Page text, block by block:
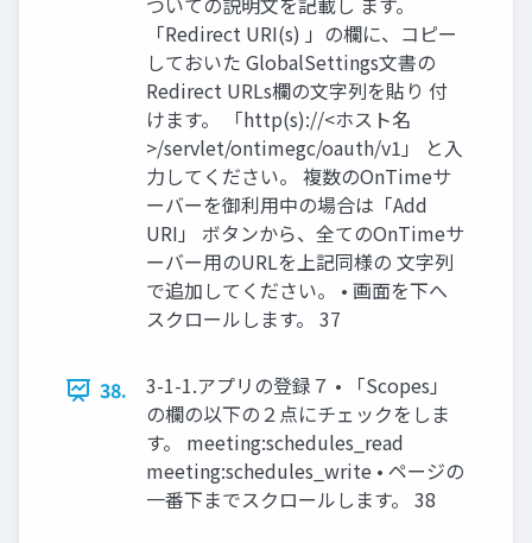
「Redirect URI(s) 」の欄に、コピー
しておいた GlobalSettings文書の
Redirect URLs欄の文字列を貼り 付
けます。 「http(s)://<ホスト名
>/servlet/ontimegc/oauth/v1」 と入
力してください。 複数のOnTimeサ
ーバーを御利用中の場合は「Add
URI」 ボタンから、全てのOnTimeサ
ーバー用のURLを上記同様の 文字列
で追加してください。 • 画面を下へ
スクロールします。 37
38.
3-1-1.アプリの登録７ • 「Scopes」
の欄の以下の２点にチェックをしま
す。 meeting:schedules_read
meeting:schedules_write • ページの
一番下までスクロールします。 38